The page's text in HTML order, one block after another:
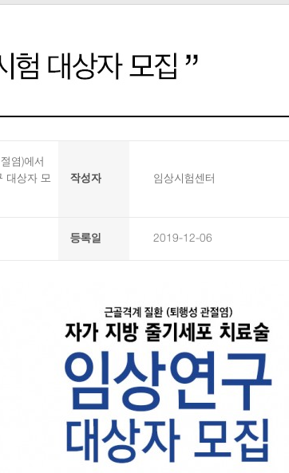
염)에서
대상자 모
작성자 임상시험센터
등록일 2019-12-06